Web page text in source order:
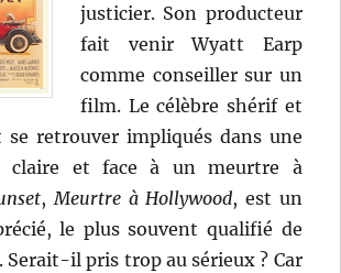
justicier. Son producteur
fait venir Wyatt Earp
comme conseiller sur un
film. Le célèbre shérif et
se retrouver impliqués dans une
claire et face à un meurtre à
, Meurtre à Hollywood, est un
le plus souvent qualifié de
Serait-il pris trop au sérieux ? Car